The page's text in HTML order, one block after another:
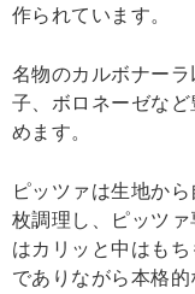
作られています。
名物のカルボナー
子、ボロネーゼな
めます。
ピッツァは生地か
枚調理し、ピッツ
はカリッと中はも
でありながら本格